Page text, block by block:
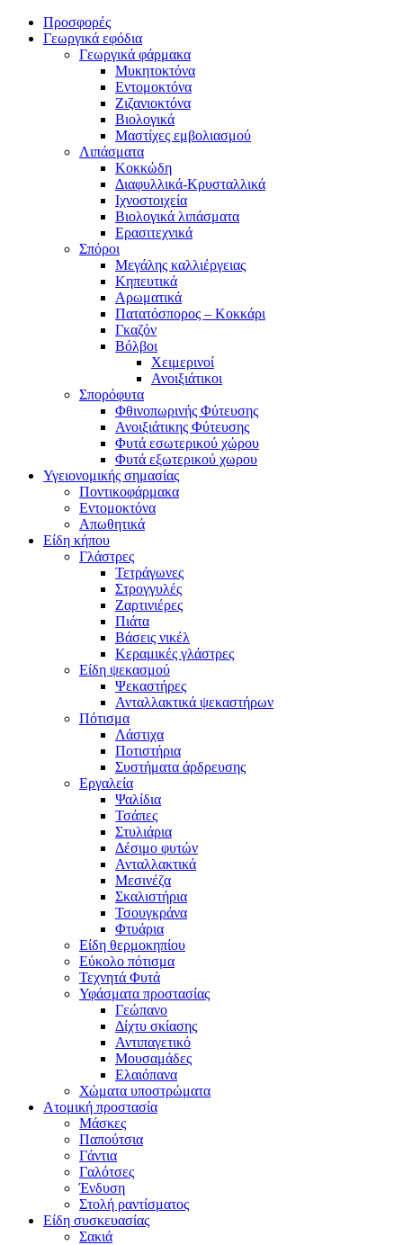
Προσφορές
Γεωργικά εφόδια
Γεωργικά φάρμακα
Μυκητοκτόνα
Εντομοκτόνα
Ζιζανιοκτόνα
Βιολογικά
Μαστίχες εμβολιασμού
Λιπάσματα
Κοκκώδη
Διαφυλλικά-Κρυσταλλικά
Ιχνοστοιχεία
Βιολογικά λιπάσματα
Ερασιτεχνικά
Σπόροι
Μεγάλης καλλιέργειας
Κηπευτικά
Αρωματικά
Πατατόσπορος – Κοκκάρι
Γκαζόν
Βόλβοι
Χειμερινοί
Ανοιξιάτικοι
Σπορόφυτα
Φθινοπωρινής Φύτευσης
Ανοιξιάτικης Φύτευσης
Φυτά εσωτερικού χώρου
Φυτά εξωτερικού χωρου
Υγειονομικής σημασίας
Ποντικοφάρμακα
Εντομοκτόνα
Απωθητικά
Είδη κήπου
Γλάστρες
Τετράγωνες
Στρογγυλές
Ζαρτινιέρες
Πιάτα
Βάσεις νικέλ
Κεραμικές γλάστρες
Είδη ψεκασμού
Ψεκαστήρες
Ανταλλακτικά ψεκαστήρων
Πότισμα
Λάστιχα
Ποτιστήρια
Συστήματα άρδρευσης
Εργαλεία
Ψαλίδια
Τσάπες
Στυλιάρια
Δέσιμο φυτών
Ανταλλακτικά
Μεσινέζα
Σκαλιστήρια
Τσουγκράνα
Φτυάρια
Είδη θερμοκηπίου
Εύκολο πότισμα
Τεχνητά Φυτά
Υφάσματα προστασίας
Γεώπανο
Δίχτυ σκίασης
Αντιπαγετικό
Μουσαμάδες
Ελαιόπανα
Χώματα υποστρώματα
Ατομική προστασία
Μάσκες
Παπούτσια
Γάντια
Γαλότσες
Ένδυση
Στολή ραντίσματος
Είδη συσκευασίας
Σακιά